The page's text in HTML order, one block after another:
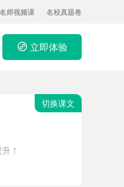
名师视频课 名校真题卷
立即体验
！
切换课文